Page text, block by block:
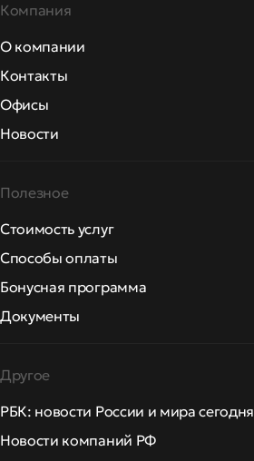
Компания
О компании
Контакты
Офисы
Новости
Полезное
Стоимость услуг
Способы оплаты
Бонусная программа
Документы
Другое
РБК: новости России и мира сегодня
Новости компаний РФ